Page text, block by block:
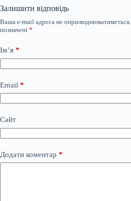
Залишити відповідь
Ваша e-mail адреса не оприлюднюватиметься.
позначені *
Ім’я *
Email *
Сайт
Додати коментар *